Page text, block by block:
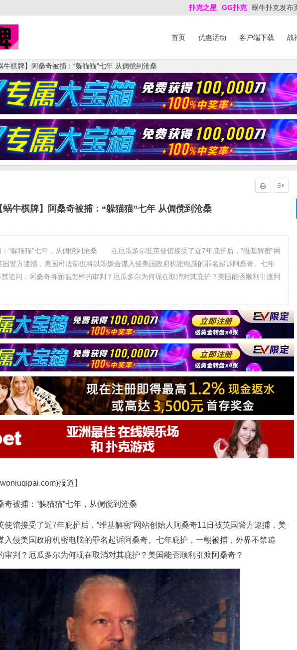
扑克之星 GG扑克 蜗牛扑克发布
首页 优惠活动 客户端下载 战
牛棋牌】阿桑奇被捕：“躲猫猫”七年 从倜傥到沧桑
蜗牛棋牌】阿桑奇被捕：“躲猫猫”七年 从倜傥到沧桑
躲猫猫”七年，从倜傥到沧桑 在厄瓜多尔驻英使馆接受了近7年庇护后，“维基解密”网
警方逮捕，美国司法部也将以涉嫌合谋入侵美国政府机密电脑的罪名起诉阿桑奇。七年
追问：阿桑奇将面临怎样的审判？厄瓜多尔为何现在取消对其庇护？美国能否顺利引渡阿
报道】
被捕：“躲猫猫”七年，从倜傥到沧桑
接受了近7年庇护后，“维基解密”网站创始人阿桑奇11日被英国警方逮捕，美
入侵美国政府机密电脑的罪名起诉阿桑奇。七年庇护，一朝被捕，外界不禁追
审判？厄瓜多尔为何现在取消对其庇护？美国能否顺利引渡阿桑奇？